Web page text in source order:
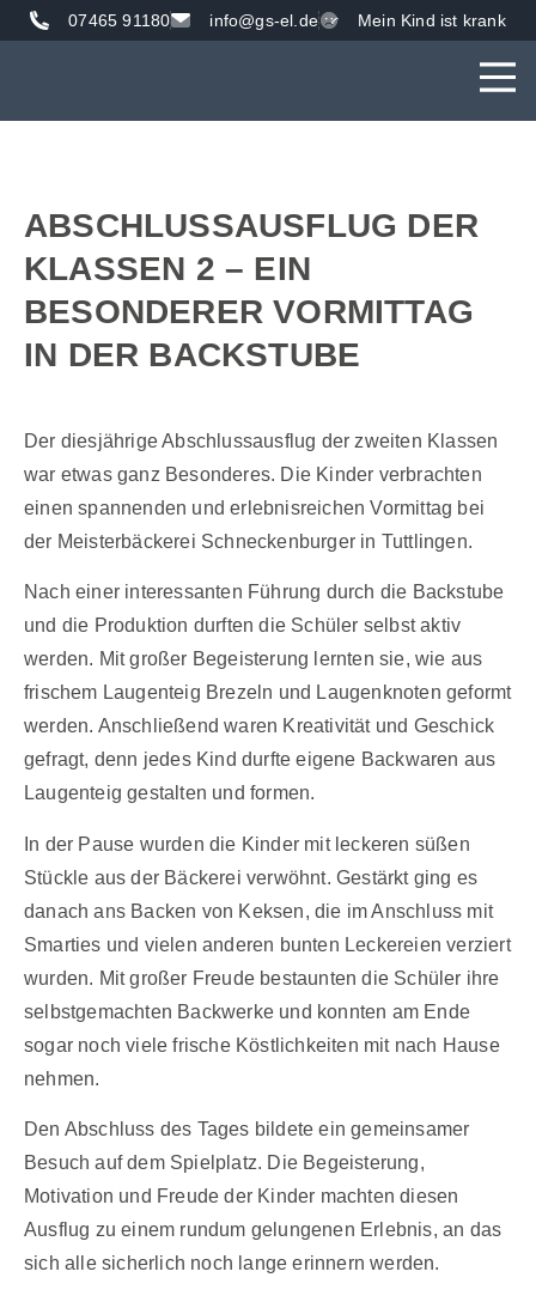
07465 91180 info@gs-el.de Mein Kind ist krank
ABSCHLUSSAUSFLUG DER
KLASSEN 2 – EIN
BESONDERER VORMITTAG
IN DER BACKSTUBE
Der diesjährige Abschlussausflug der zweiten Klassen
war etwas ganz Besonderes. Die Kinder verbrachten
einen spannenden und erlebnisreichen Vormittag bei
der Meisterbäckerei Schneckenburger in Tuttlingen.
Nach einer interessanten Führung durch die Backstube
und die Produktion durften die Schüler selbst aktiv
werden. Mit großer Begeisterung lernten sie, wie aus
frischem Laugenteig Brezeln und Laugenknoten geformt
werden. Anschließend waren Kreativität und Geschick
gefragt, denn jedes Kind durfte eigene Backwaren aus
Laugenteig gestalten und formen.
In der Pause wurden die Kinder mit leckeren süßen
Stückle aus der Bäckerei verwöhnt. Gestärkt ging es
danach ans Backen von Keksen, die im Anschluss mit
Smarties und vielen anderen bunten Leckereien verziert
wurden. Mit großer Freude bestaunten die Schüler ihre
selbstgemachten Backwerke und konnten am Ende
sogar noch viele frische Köstlichkeiten mit nach Hause
nehmen.
Den Abschluss des Tages bildete ein gemeinsamer
Besuch auf dem Spielplatz. Die Begeisterung,
Motivation und Freude der Kinder machten diesen
Ausflug zu einem rundum gelungenen Erlebnis, an das
sich alle sicherlich noch lange erinnern werden.